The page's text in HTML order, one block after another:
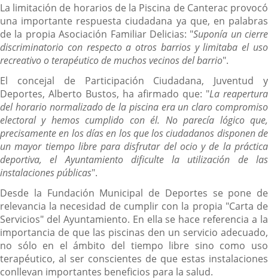
La limitación de horarios de la Piscina de Canterac provocó
una importante respuesta ciudadana ya que, en palabras
de la propia Asociación Familiar Delicias: "Suponía un cierre
discriminatorio con respecto a otros barrios y limitaba el uso
recreativo o terapéutico de muchos vecinos del barrio".
El concejal de Participación Ciudadana, Juventud y
Deportes, Alberto Bustos, ha afirmado que: "La reapertura
del horario normalizado de la piscina era un claro compromiso
electoral y hemos cumplido con él. No parecía lógico que,
precisamente en los días en los que los ciudadanos disponen de
un mayor tiempo libre para disfrutar del ocio y de la práctica
deportiva, el Ayuntamiento dificulte la utilización de las
instalaciones públicas".
Desde la Fundación Municipal de Deportes se pone de
relevancia la necesidad de cumplir con la propia "Carta de
Servicios" del Ayuntamiento. En ella se hace referencia a la
importancia de que las piscinas den un servicio adecuado,
no sólo en el ámbito del tiempo libre sino como uso
terapéutico, al ser conscientes de que estas instalaciones
conllevan importantes beneficios para la salud.